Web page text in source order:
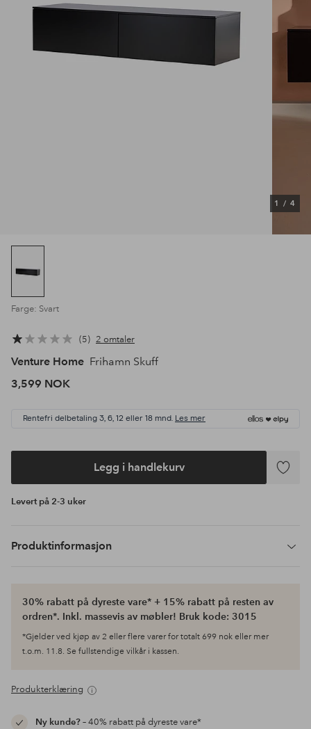
1 / 4
Farge: Svart
5 2 omtaler
Venture Home Frihamn Skuff
3,599 NOK
Rentefri delbetaling 3, 6, 12 eller 18 mnd. Les mer
Legg i handlekurv
Legg
Levert på 2-3 uker
Produktinformasjon
30% rabatt på dyreste vare* + 15% rabatt på resten av
ordren*. Inkl. massevis av møbler! Bruk kode: 3015
*Gjelder ved kjøp av 2 eller flere varer for totalt 699 nok eller mer
t.o.m. 11.8. Se fullstendige vilkår i kassen.
Produkterklæring
Ny kunde?– 40% rabatt på dyreste vare*